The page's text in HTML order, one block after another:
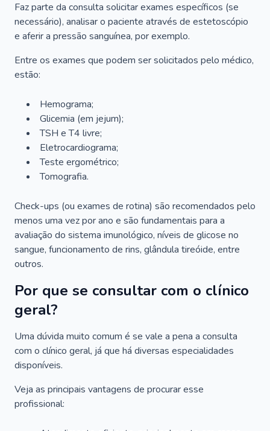
Faz parte da consulta solicitar exames específicos (se
necessário), analisar o paciente através de estetoscópio
e aferir a pressão sanguínea, por exemplo.
Entre os exames que podem ser solicitados pelo médico,
estão:
Hemograma;
Glicemia (em jejum);
TSH e T4 livre;
Eletrocardiograma;
Teste ergométrico;
Tomografia.
Check-ups (ou exames de rotina) são recomendados pelo
menos uma vez por ano e são fundamentais para a
avaliação do sistema imunológico, níveis de glicose no
sangue, funcionamento de rins, glândula tireóide, entre
outros.
Por que se consultar com o clínico
geral?
Uma dúvida muito comum é se vale a pena a consulta
com o clínico geral, já que há diversas especialidades
disponíveis.
Veja as principais vantagens de procurar esse
profissional: